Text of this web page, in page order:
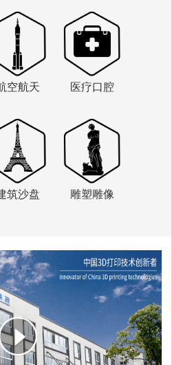
空航天 医疗口腔
筑沙盘 雕塑雕像